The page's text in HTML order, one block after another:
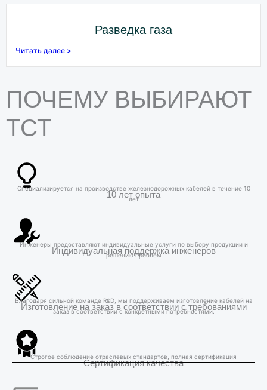
Разведка газа
Читать далее >
ПОЧЕМУ ВЫБИРАЮТ
ТСТ
10 лет опыта
Специализируется на производстве железнодорожных кабелей в течение 10
лет
Индивидуальная поддержка инженеров
Инженеры предоставляют индивидуальные услуги по выбору продукции и
решению проблем
Изготовление на заказ в соответствии с требованиями
Благодаря сильной команде R&D, мы поддерживаем изготовление кабелей на
заказ в соответствии с конкретными потребностями.
Сертификация качества
Строгое соблюдение отраслевых стандартов, полная сертификация